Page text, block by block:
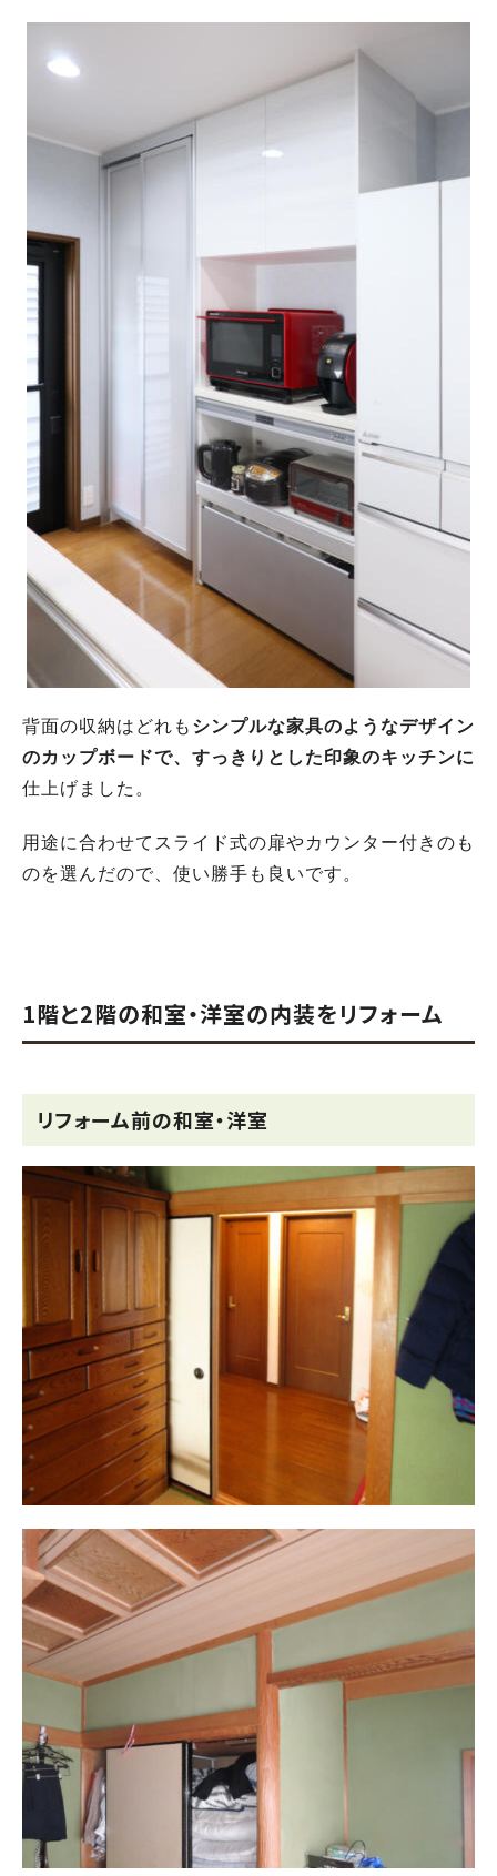
背面の収納はどれも シンプルな家具のようなデザイン
のカップボードで、すっきりとした印象のキッチンに
仕上げました。
用途に合わせてスライド式の扉やカウンター付きのも
のを選んだので、使い勝手も良いです。
1階と2階の和室・洋室の内装をリフォーム
リフォーム前の和室・洋室